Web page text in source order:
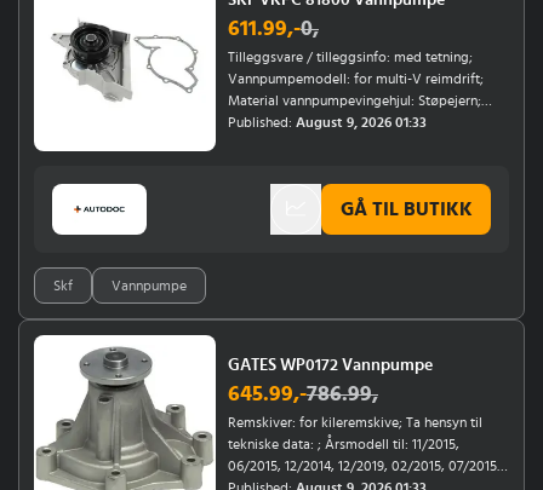
611.99,-0,
Tilleggsvare / tilleggsinfo: med tetning;
Vannpumpemodell: for multi-V reimdrift;
Material vannpumpevingehjul: Støpejern;
Chassisnummer (VIN) til: 8B-S-000 544, 8C-S-
Published: August 9, 2026 01:33
Skf Vannpumpe
GÅ TIL BUTIKK
GATES WP0172 Vannpumpe
645.99,-786.99,
Remskiver: for kileremskive; Ta hensyn til
tekniske data: ; Årsmodell til: 11/2015,
06/2015, 12/2014, 12/2019, 02/2015, 07/2015,
12/2018, 10/2013, 02/2012, 01/2011, 12/2012,
Published: August 9, 2026 01:33